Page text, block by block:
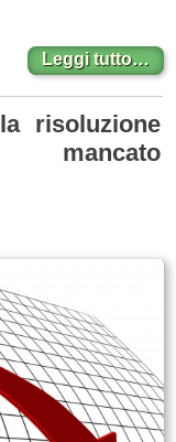
Leggi tutto…
risoluzione